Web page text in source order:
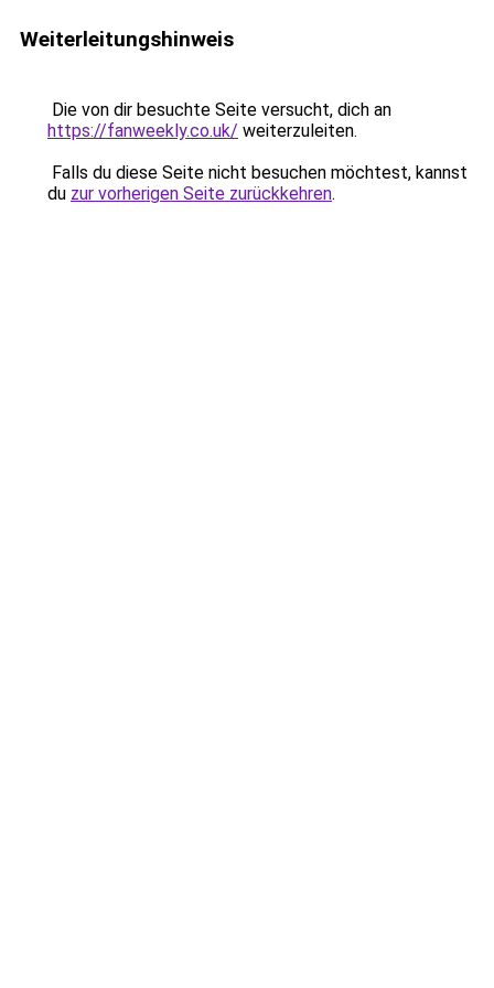
Weiterleitungshinweis
Die von dir besuchte Seite versucht, dich an
https://fanweekly.co.uk/ weiterzuleiten.
Falls du diese Seite nicht besuchen möchtest, kannst
du zur vorherigen Seite zurückkehren.